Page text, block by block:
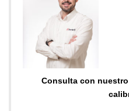
Consulta con